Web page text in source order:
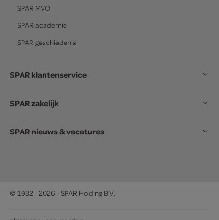
SPAR MVO
SPAR academie
SPAR geschiedenis
SPAR klantenservice
SPAR zakelijk
SPAR nieuws & vacatures
© 1932 - 2026 - SPAR Holding B.V.